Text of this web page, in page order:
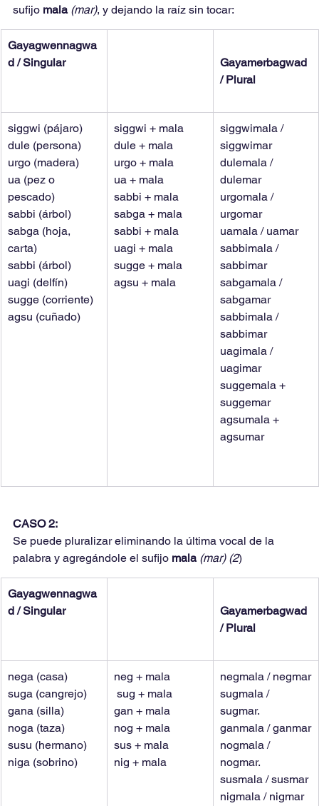
sufijo mala (mar), y dejando la raíz sin tocar:
Gayagwennagwa
d / Singular
Gayamerbagwad
/ Plural
siggwi (pájaro)
dule (persona)
urgo (madera)
ua (pez o
pescado)
sabbi (árbol)
sabga (hoja,
carta)
sabbi (árbol)
uagi (delfín)
sugge (corriente)
agsu (cuñado)
siggwi + mala
dule + mala
urgo + mala
ua + mala
sabbi + mala
sabga + mala
sabbi + mala
uagi + mala
sugge + mala
agsu + mala
siggwimala /
siggwimar
dulemala /
dulemar
urgomala /
urgomar
uamala / uamar
sabbimala /
sabbimar
sabgamala /
sabgamar
sabbimala /
sabbimar
uagimala /
uagimar
suggemala +
suggemar
agsumala +
agsumar
CASO 2:
Se puede pluralizar eliminando la última vocal de la
palabra y agregándole el sufijo mala (mar) (2)
Gayagwennagwa
d / Singular
Gayamerbagwad
/ Plural
nega (casa)
suga (cangrejo)
gana (silla)
noga (taza)
susu (hermano)
niga (sobrino)
neg + mala
sug + mala
gan + mala
nog + mala
sus + mala
nig + mala
negmala / negmar
sugmala /
sugmar.
ganmala / ganmar
nogmala /
nogmar.
susmala / susmar
nigmala / nigmar